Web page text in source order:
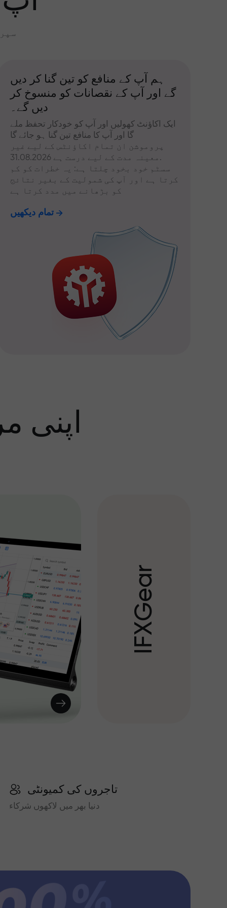
ہم آپ کے منافع کو تین گنا کر دیں
گے اور آپ کے نقصانات کو منسوخ کر
دیں گے۔
ایک اکاؤنٹ کھولیں اور آپ کو خودکار تحفظ ملے
گا اور آپ کا منافع تین گنا ہو جائے گا
پروموشن ان تمام اکاؤنٹس کے لیے غیر
معینہ مدت کے لیے درست ہے 31.08.2026.
سسٹم خود بخود چلتا ہے: یہ خطرات کو کم
کرتا ہے اور آپ کی شمولیت کے بغیر نتائج
کو بڑھانے میں مدد کرتا ہے
تمام دیکھیں
اپنی
I
F
X
G
e
a
r
تاجروں کی کمیونٹی
دنیا بھر میں لاکھوں شرکاء